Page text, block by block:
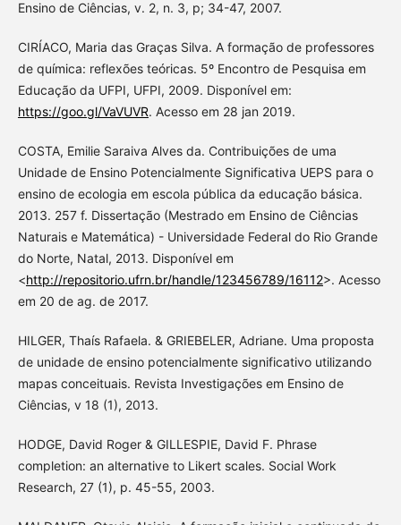
Ensino de Ciências, v. 2, n. 3, p; 34-47, 2007.
CIRÍACO, Maria das Graças Silva. A formação de professores
de química: reflexões teóricas. 5º Encontro de Pesquisa em
Educação da UFPI, UFPI, 2009. Disponível em:
https://goo.gl/VaVUVR. Acesso em 28 jan 2019.
COSTA, Emilie Saraiva Alves da. Contribuições de uma
Unidade de Ensino Potencialmente Significativa UEPS para o
ensino de ecologia em escola pública da educação básica.
2013. 257 f. Dissertação (Mestrado em Ensino de Ciências
Naturais e Matemática) - Universidade Federal do Rio Grande
do Norte, Natal, 2013. Disponível em
<http://repositorio.ufrn.br/handle/123456789/16112>. Acesso
em 20 de ag. de 2017.
HILGER, Thaís Rafaela. & GRIEBELER, Adriane. Uma proposta
de unidade de ensino potencialmente significativo utilizando
mapas conceituais. Revista Investigações em Ensino de
Ciências, v 18 (1), 2013.
HODGE, David Roger & GILLESPIE, David F. Phrase
completion: an alternative to Likert scales. Social Work
Research, 27 (1), p. 45-55, 2003.